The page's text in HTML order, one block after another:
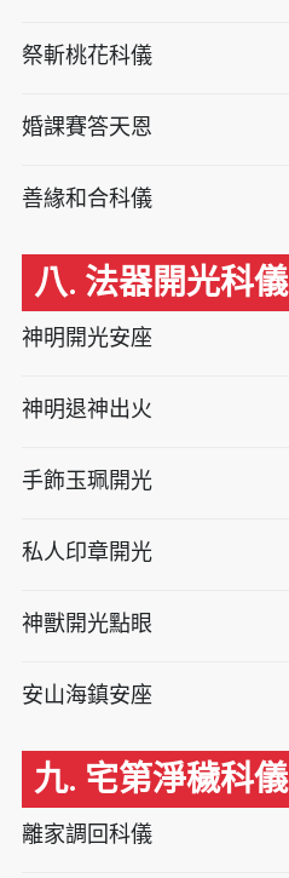
祭斬桃花科儀
婚課賽答天恩
善緣和合科儀
八. 法器開光科儀
神明開光安座
神明退神出火
手飾玉珮開光
私人印章開光
神獸開光點眼
安山海鎮安座
九. 宅第淨穢科儀
離家調回科儀